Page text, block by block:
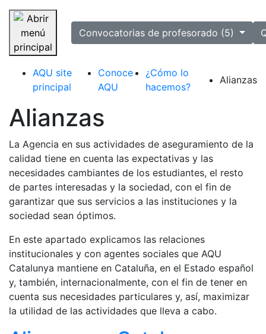
Saltar navegación
selectedConvocatorias de profesorado (5)
AQU site
principal
Conoce
AQU
¿Cómo lo
hacemos?
Alianzas
Alianzas
La Agencia en sus actividades de aseguramiento de la
calidad tiene en cuenta las expectativas y las
necesidades cambiantes de los estudiantes, el resto
de partes interesadas y la sociedad, con el fin de
garantizar que sus servicios a las instituciones y la
sociedad sean óptimos.
En este apartado explicamos las relaciones
institucionales y con agentes sociales que AQU
Catalunya mantiene en Cataluña, en el Estado español
y, también, internacionalmente, con el fin de tener en
cuenta sus necesidades particulares y, así, maximizar
la utilidad de las actividades que lleva a cabo.